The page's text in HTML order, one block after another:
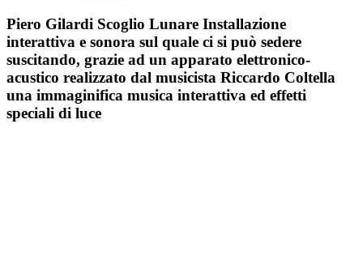
Piero Gilardi Scoglio Lunare Installazione
interattiva e sonora sul quale ci si può sedere
suscitando, grazie ad un apparato elettronico-
acustico realizzato dal musicista Riccardo Coltella
una immaginifica musica interattiva ed effetti
speciali di luce